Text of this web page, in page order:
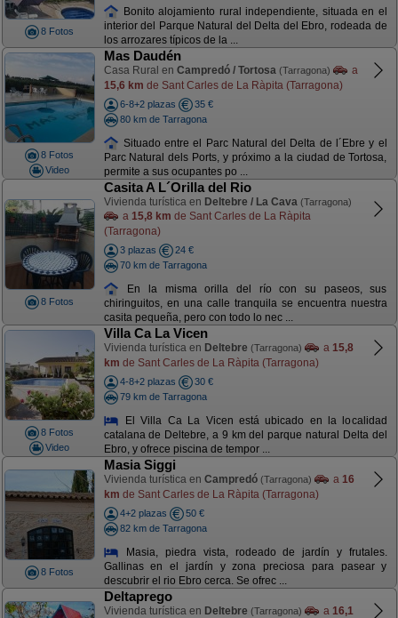
8 Fotos
Bonito alojamiento rural independiente, situada en el
interior del Parque Natural del Delta del Ebro, rodeada de
los arrozares típicos de la ...
8 Fotos
Video
Mas Daudén
Casa Rural en Campredó / Tortosa (Tarragona)
a
15,6 km de Sant Carles de La Ràpita (Tarragona)
6-8+2 plazas
35 €
80 km de Tarragona
Situado entre el Parc Natural del Delta de l´Ebre y el
Parc Natural dels Ports, y próximo a la ciudad de Tortosa,
permite a sus ocupantes po ...
8 Fotos
Casita A L´Orilla del Rio
Vivienda turística en Deltebre / La Cava (Tarragona)
a 15,8 km de Sant Carles de La Ràpita
(Tarragona)
3 plazas
24 €
70 km de Tarragona
En la misma orilla del río con su paseos, sus
chiringuitos, en una calle tranquila se encuentra nuestra
casita pequeña, pero con todo lo nec ...
8 Fotos
Video
Villa Ca La Vicen
Vivienda turística en Deltebre (Tarragona) a 15,8
km de Sant Carles de La Ràpita (Tarragona)
4-8+2 plazas
30 €
79 km de Tarragona
El Villa Ca La Vicen está ubicado en la localidad
catalana de Deltebre, a 9 km del parque natural Delta del
Ebro, y ofrece piscina de tempor ...
8 Fotos
Masia Siggi
Vivienda turística en Campredó (Tarragona) a 16
km de Sant Carles de La Ràpita (Tarragona)
4+2 plazas
50 €
82 km de Tarragona
Masia, piedra vista, rodeado de jardín y frutales.
Gallinas en el jardín y zona preciosa para pasear y
descubrir el rio Ebro cerca. Se ofrec ...
Deltaprego
Vivienda turística en Deltebre (Tarragona) a 16,1